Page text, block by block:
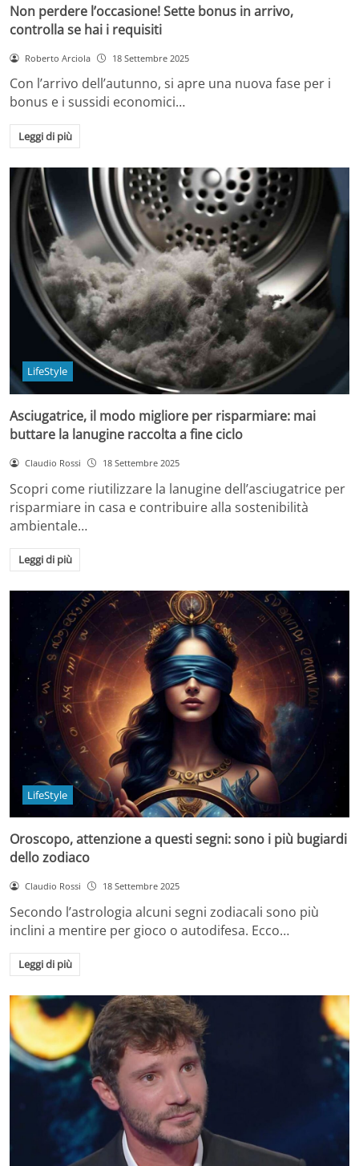
Non perdere l’occasione! Sette bonus in arrivo,
controlla se hai i requisiti
Roberto Arciola 18 Settembre 2025
Con l’arrivo dell’autunno, si apre una nuova fase per i
bonus e i sussidi economici…
Leggi di più
LifeStyle
Asciugatrice, il modo migliore per risparmiare: mai
buttare la lanugine raccolta a fine ciclo
Claudio Rossi 18 Settembre 2025
Scopri come riutilizzare la lanugine dell’asciugatrice per
risparmiare in casa e contribuire alla sostenibilità
ambientale…
Leggi di più
LifeStyle
Oroscopo, attenzione a questi segni: sono i più bugiardi
dello zodiaco
Claudio Rossi 18 Settembre 2025
Secondo l’astrologia alcuni segni zodiacali sono più
inclini a mentire per gioco o autodifesa. Ecco…
Leggi di più